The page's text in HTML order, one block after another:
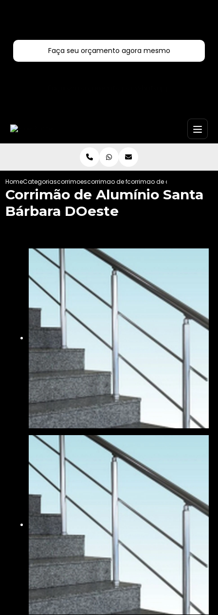
Faça seu orçamento agora mesmo
HomeCategoriascorrimoescorrimao de ferrocorrimao de aluminio santa
Corrimão de Alumínio Santa
Bárbara DOeste